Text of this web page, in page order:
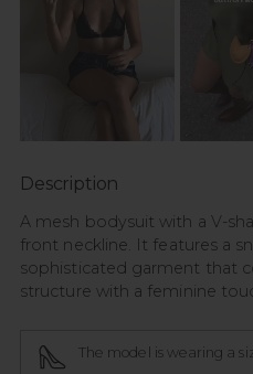
Description
A mesh bodysuit with a V-
front neckline. It features a
sophisticated garment that
structure with a feminine
The model is wearing a